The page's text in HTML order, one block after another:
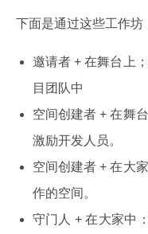
下面是通过这些工作坊
邀请者 + 在舞台上
目团队中
空间创建者 + 在舞
激励开发人员。
空间创建者 + 在大
作的空间。
守门人 + 在大家中